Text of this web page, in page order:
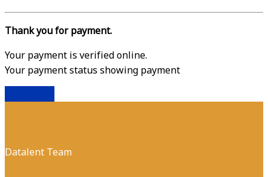
Thank you for payment.
Your payment is verified online.
Your payment status showing payment
Datalent Team